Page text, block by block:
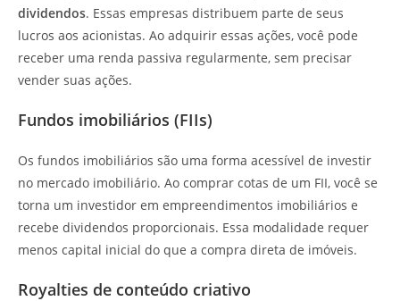
dividendos. Essas empresas distribuem parte de seus
lucros aos acionistas. Ao adquirir essas ações, você pode
receber uma renda passiva regularmente, sem precisar
vender suas ações.
Fundos imobiliários (FIIs)
Os fundos imobiliários são uma forma acessível de investir
no mercado imobiliário. Ao comprar cotas de um FII, você se
torna um investidor em empreendimentos imobiliários e
recebe dividendos proporcionais. Essa modalidade requer
menos capital inicial do que a compra direta de imóveis.
Royalties de conteúdo criativo